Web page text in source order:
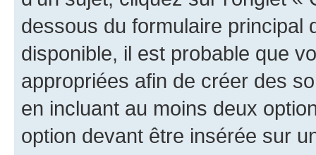
dessous du formulaire principal
disponible, il est probable que
appropriées afin de créer des
en incluant au moins deux
option devant être insérée sur